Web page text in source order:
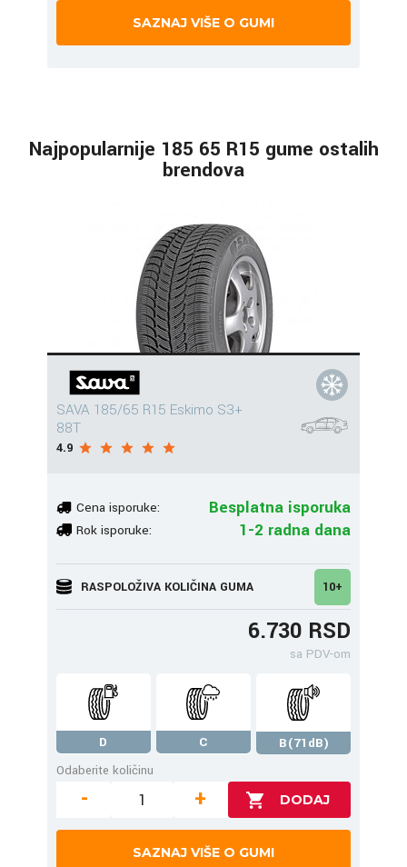
SAZNAJ VIŠE O GUMI
Najpopularnije 185 65 R15 gume ostalih
brendova
SAVA 185/65 R15 Eskimo S3+
88T
4.9
Cena isporuke: Besplatna isporuka
Rok isporuke: 1-2 radna dana
RASPOLOŽIVA KOLIČINA GUMA 10+
6.730 RSD
sa PDV-om
D C
B(71dB)
Odaberite količinu
- +
SAZNAJ VIŠE O GUMI